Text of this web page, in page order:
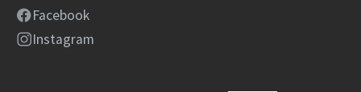
Facebook
Instagram